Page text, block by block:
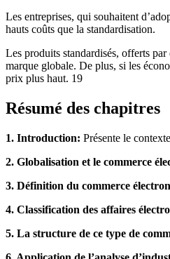
Les entreprises, qui souhaitent
hauts coûts que la standardisation.
Les produits standardisés, offerts
marque globale. De plus, si les
prix plus haut. 19
Résumé des chapitres
1. Introduction: Présente le
2. Globalisation et le commerce
3. Définition du commerce
4. Classification des affaires
5. La structure de ce type de